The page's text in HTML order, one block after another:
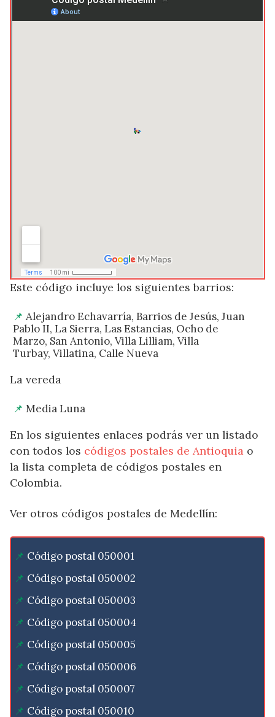
Este código incluye los siguientes barrios:
Alejandro Echavarría, Barrios de Jesús, Juan
Pablo II, La Sierra, Las Estancias, Ocho de
Marzo, San Antonio, Villa Lilliam, Villa
Turbay, Villatina, Calle Nueva
La vereda
Media Luna
En los siguientes enlaces podrás ver un listado
con todos los códigos postales de Antioquia o
la lista completa de códigos postales en
Colombia.
Ver otros códigos postales de Medellín:
Código postal 050001
Código postal 050002
Código postal 050003
Código postal 050004
Código postal 050005
Código postal 050006
Código postal 050007
Código postal 050010